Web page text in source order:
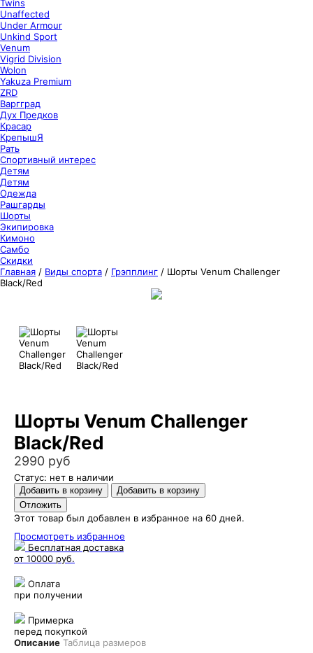
Twins
Unaffected
Under Armour
Unkind Sport
Venum
Vigrid Division
Wolon
Yakuza Premium
ZRD
Варгград
Дух Предков
Красар
КрепышЯ
Рать
Спортивный интерес
Детям
Детям
Одежда
Рашгарды
Шорты
Экипировка
Кимоно
Самбо
Скидки
Главная / Виды спорта / Грэпплинг / Шорты Venum Challenger
Black/Red
Шорты Venum Challenger
Black/Red
2990 руб
Статус: нет в наличии
Этот товар был добавлен в избранное на 60 дней.
Просмотреть избранное
Бесплатная доставка
от 10000 руб.
Оплата
при получении
Примерка
перед покупкой
Описание Таблица размеров